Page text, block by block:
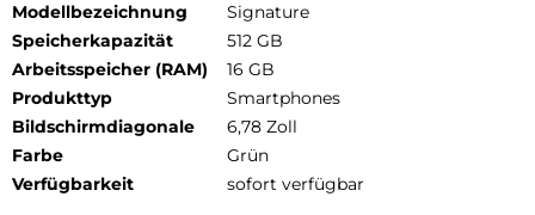
Modellbezeichnung
Signature
Speicherkapazität
512 GB
Arbeitsspeicher (RAM)
16 GB
Produkttyp
Smartphones
Bildschirmdiagonale
6,78 Zoll
Farbe
Grün
Verfügbarkeit
sofort verfügbar